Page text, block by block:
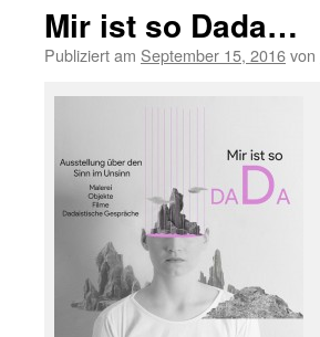
Mir ist so Dada…
Publiziert am September 15, 2016von